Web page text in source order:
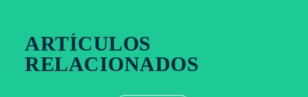
ARTÍCULOS
RELACIONADOS